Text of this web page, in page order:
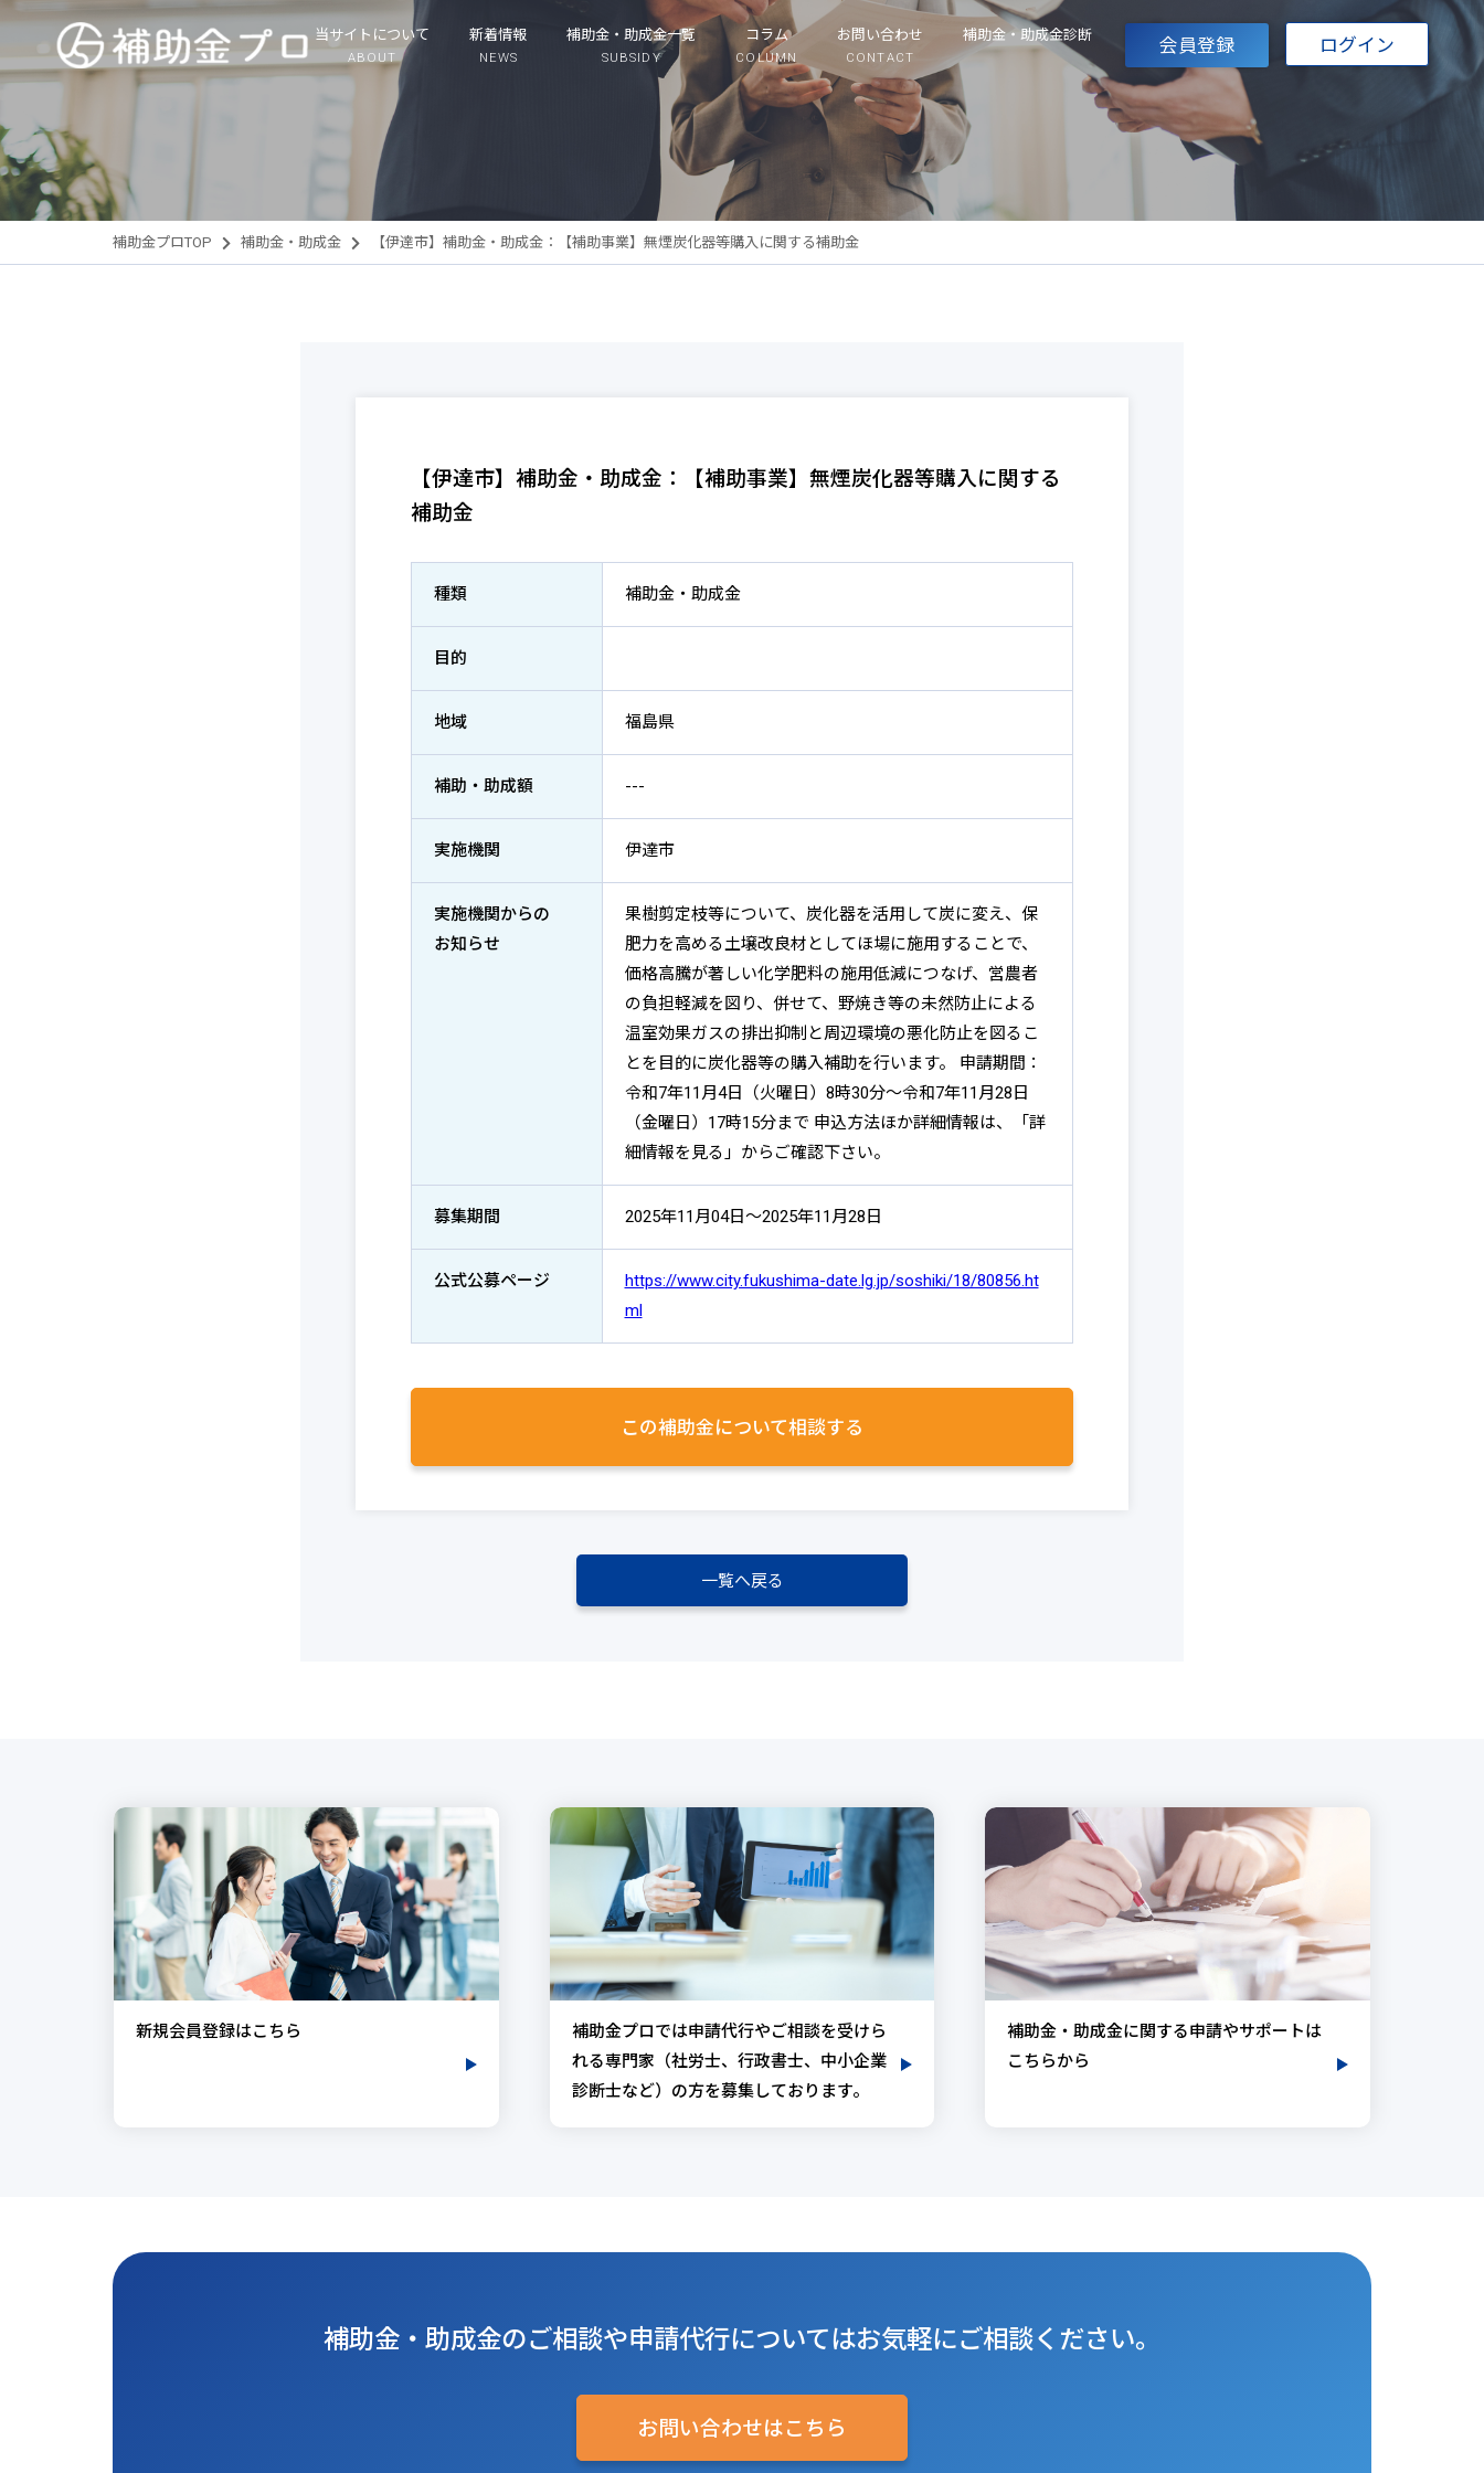
当サイトについて
ABOUT
新着情報
NEWS
補助金・助成金一覧
SUBSIDY
コラム
COLUMN
お問い合わせ
CONTACT
補助金・助成金診断 会員登録 ログイン
補助金プロTOP 補助金・助成金 【伊達市】補助金・助成金：【補助事業】無煙炭化器等購入に関する補助金
【伊達市】補助金・助成金：【補助事業】無煙炭化器等購入に関する
補助金
種類 補助金・助成金
目的
地域 福島県
補助・助成額 ---
実施機関 伊達市
実施機関からの
お知らせ
果樹剪定枝等について、炭化器を活用して炭に変え、保
肥力を高める土壌改良材としてほ場に施用することで、
価格高騰が著しい化学肥料の施用低減につなげ、営農者
の負担軽減を図り、併せて、野焼き等の未然防止による
温室効果ガスの排出抑制と周辺環境の悪化防止を図るこ
とを目的に炭化器等の購入補助を行います。 申請期間：
令和7年11月4日（火曜日）8時30分～令和7年11月28日
（金曜日）17時15分まで 申込方法ほか詳細情報は、「詳
細情報を見る」からご確認下さい。
募集期間 2025年11月04日～2025年11月28日
公式公募ページ
https://www.city.fukushima-date.lg.jp/soshiki/18/80856.ht
ml
この補助金について相談する
一覧へ戻る
新規会員登録はこちら
補助金プロでは申請代行やご相談を受けら
れる専門家（社労士、行政書士、中小企業
診断士など）の方を募集しております。
補助金・助成金に関する申請やサポートは
こちらから
補助金・助成金のご相談や申請代行についてはお気軽にご相談ください。
お問い合わせはこちら